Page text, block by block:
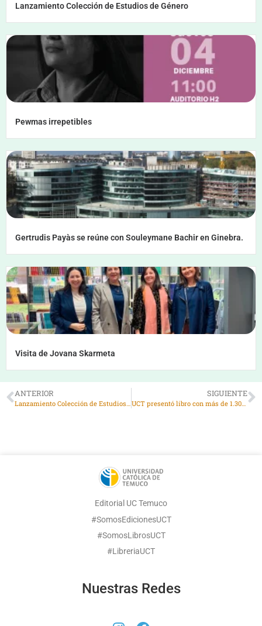
Lanzamiento Colección de Estudios de Género
Pewmas irrepetibles
Gertrudis Payàs se reúne con Souleymane Bachir en Ginebra.
Visita de Jovana Skarmeta
ANTERIOR
Lanzamiento Colección de Estudios de Género
SIGUIENTE
UCT presentó libro con más de 1.300 frases para aprender y conversar en mapuzungun
Editorial UC Temuco
#SomosEdicionesUCT
#SomosLibrosUCT
#LibreriaUCT
Nuestras Redes